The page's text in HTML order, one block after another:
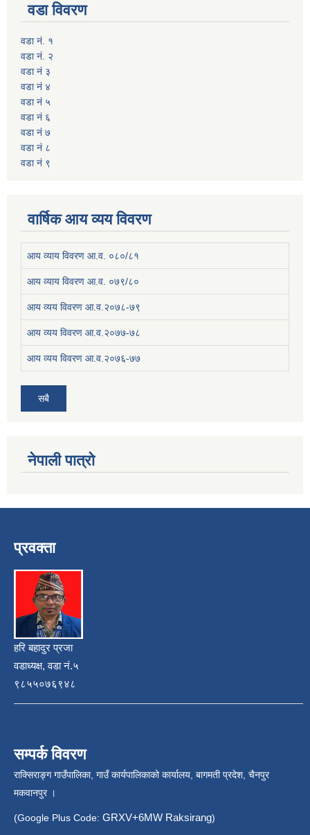
वडा विवरण
वडा नं. १
वडा नं. २
वडा नं ३
वडा नं ४
वडा नं ५
वडा नं ६
वडा नं ७
वडा नं ८
वडा नं ९
वार्षिक आय व्यय विवरण
आय व्याय विवरण आ.व. ०८०/८१
आय व्याय विवरण आ.व. ०७९/८०
आय व्यय विवरण आ.व.२०७८-७९
आय व्यय विवरण आ.व.२०७७-७८
आय व्यय विवरण आ.व.२०७६-७७
सबै
नेपाली पात्रो
प्रवक्ता
हरि बहादुर प्रजा
वडाध्यक्ष, वडा नं.५
९८५५०७६९४८
सम्पर्क विवरण
राक्सिराङ्ग गाउँपालिका, गाउँ कार्यपालिकाको कार्यालय, बागमती प्रदेश, चैनपुर
मकवानपुर ।
(Google Plus Code: GRXV+6MW Raksirang)